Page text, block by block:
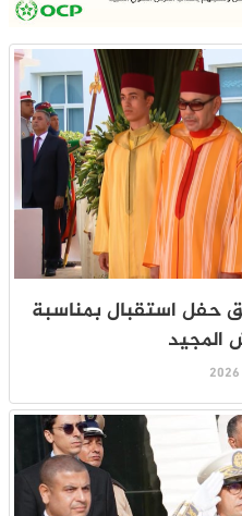
حفل استقبال بمناسبة
المجيد